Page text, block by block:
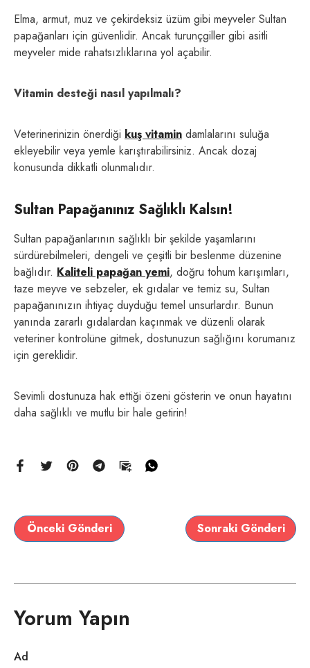
Elma, armut, muz ve çekirdeksiz üzüm gibi meyveler Sultan
papağanları için güvenlidir. Ancak turunçgiller gibi asitli
meyveler mide rahatsızlıklarına yol açabilir.
Vitamin desteği nasıl yapılmalı?
Veterinerinizin önerdiği kuş vitamin damlalarını suluğa
ekleyebilir veya yemle karıştırabilirsiniz. Ancak dozaj
konusunda dikkatli olunmalıdır.
Sultan Papağanınız Sağlıklı Kalsın!
Sultan papağanlarının sağlıklı bir şekilde yaşamlarını
sürdürebilmeleri, dengeli ve çeşitli bir beslenme düzenine
bağlıdır. Kaliteli papağan yemi, doğru tohum karışımları,
taze meyve ve sebzeler, ek gıdalar ve temiz su, Sultan
papağanınızın ihtiyaç duyduğu temel unsurlardır. Bunun
yanında zararlı gıdalardan kaçınmak ve düzenli olarak
veteriner kontrolüne gitmek, dostunuzun sağlığını korumanız
için gereklidir.
Sevimli dostunuza hak ettiği özeni gösterin ve onun hayatını
daha sağlıklı ve mutlu bir hale getirin!
Önceki Gönderi Sonraki Gönderi
Yorum Yapın
Ad